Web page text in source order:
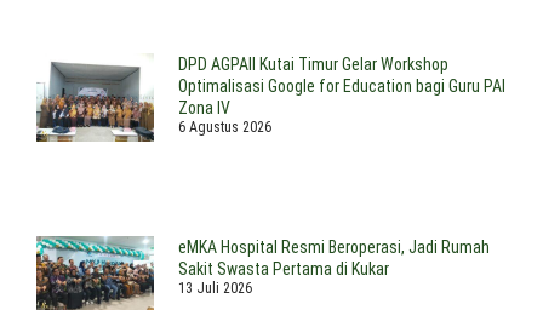
DPD AGPAII Kutai Timur Gelar Workshop
Optimalisasi Google for Education bagi Guru PAI
Zona IV
6 Agustus 2026
eMKA Hospital Resmi Beroperasi, Jadi Rumah
Sakit Swasta Pertama di Kukar
13 Juli 2026